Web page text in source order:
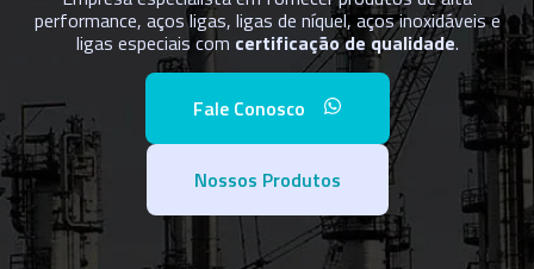
performance, aços ligas, ligas de níquel, aços inoxidáveis e
ligas especiais com certificação de qualidade.
Fale Conosco
Nossos Produtos